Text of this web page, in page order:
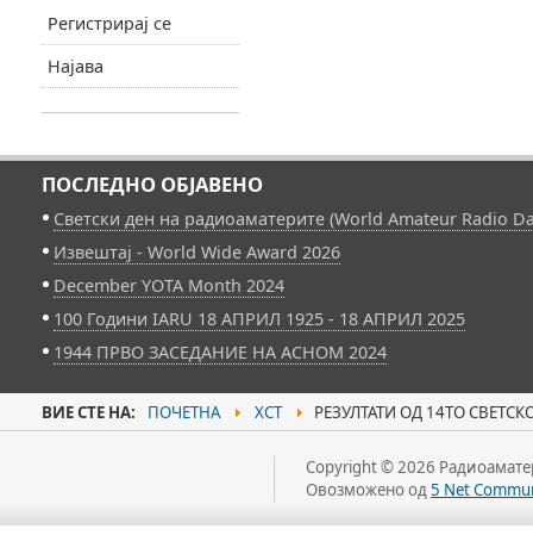
Регистрирај се
Најава
ПОСЛЕДНО ОБЈАВЕНО
Светски ден на радиоаматерите (World Amateur Radio
Извештај - World Wide Award 2026
December YOTA Month 2024
100 Години IARU 18 АПРИЛ 1925 - 18 АПРИЛ 2025
1944 ПРВО ЗАСЕДАНИЕ НА АСНОМ 2024
ВИЕ СТЕ НА: ПОЧЕТНА ХСТ РЕЗУЛТАТИ ОД 14ТО
Copyright © 2026
Овозможено од5 Net